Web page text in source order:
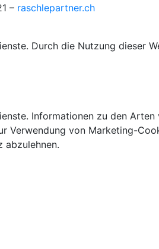
– raschlepartner.ch
Durch die Nutzung dieser
Informationen zu den
Verwendung von Marketing-
abzulehnen.